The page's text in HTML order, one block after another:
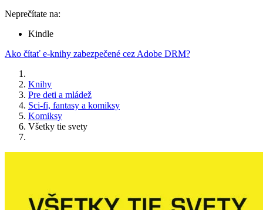
Neprečítate na:
Kindle
Ako čítať e-knihy zabezpečené cez Adobe DRM?
Knihy
Pre deti a mládež
Sci-fi, fantasy a komiksy
Komiksy
Všetky tie svety